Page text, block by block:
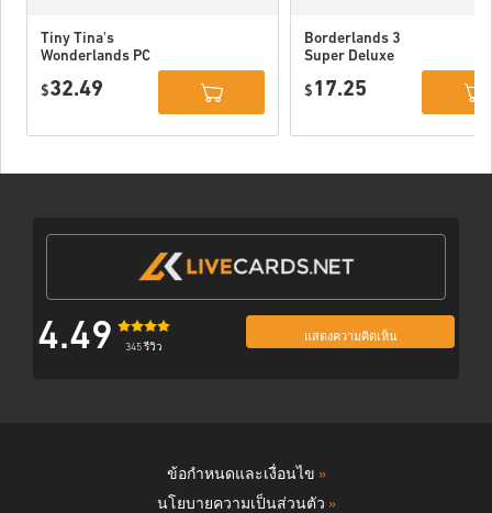
Tiny Tina's
Wonderlands PC
$32.49
Borderlands 3
Super Deluxe
Games) EU
$ 17.25
4.49 345 รีวิว
แสดงความคิดเห็น
ข้อกำหนดและเงื่อนไข »
นโยบายความเป็นส่วนตัว »